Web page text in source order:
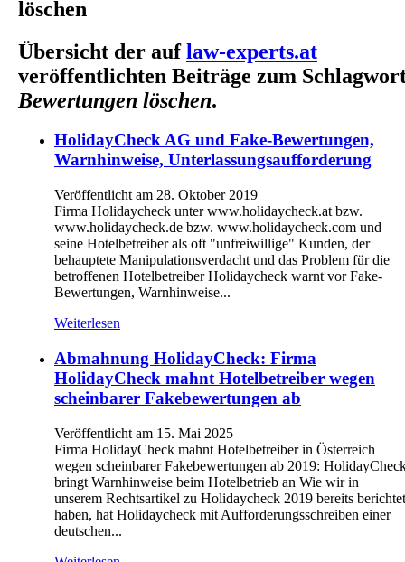
löschen
Übersicht der auflaw-experts.at
veröffentlichten Beiträge zum
Bewertungen löschen.
HolidayCheck AG und Fake-Bewertungen,
Warnhinweise, Unterlassungsaufforderung
Veröffentlicht am 28. Oktober 2019
Firma Holidaycheck unter www.holidaycheck.at bzw.
www.holidaycheck.de bzw. www.holidaycheck.com und
seine Hotelbetreiber als oft "unfreiwillige" Kunden, der
behauptete Manipulationsverdacht und das Problem für die
betroffenen Hotelbetreiber Holidaycheck warnt vor Fake-
Bewertungen, Warnhinweise...
Weiterlesen
Abmahnung HolidayCheck: Firma
HolidayCheck mahnt Hotelbetreiber wegen
scheinbarer Fakebewertungen ab
Veröffentlicht am 15. Mai 2025
Firma HolidayCheck mahnt Hotelbetreiber in Österreich
wegen scheinbarer Fakebewertungen ab 2019:
bringt Warnhinweise beim Hotelbetrieb an Wie wir in
unserem Rechtsartikel zu Holidaycheck 2019 bereits berichtet
haben, hat Holidaycheck mit Aufforderungsschreiben einer
deutschen...